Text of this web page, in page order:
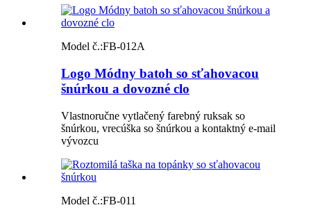
Model č.:FB-012A
Logo Módny batoh so sťahovacou
šnúrkou a dovozné clo
Vlastnoručne vytlačený farebný ruksak so
šnúrkou, vrecúška so šnúrkou a kontaktný e-mail
vývozcu
Model č.:FB-011